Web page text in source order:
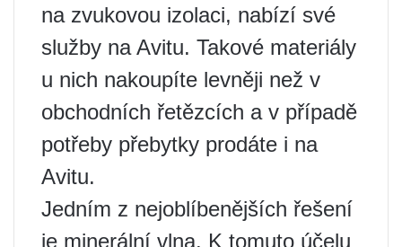
na zvukovou izolaci, nabízí své
služby na Avitu. Takové materiály
u nich nakoupíte levněji než v
obchodních řetězcích a v případě
potřeby přebytky prodáte i na
Avitu.
Jedním z nejoblíbenějších řešení
je minerální vlna. K tomuto účelu